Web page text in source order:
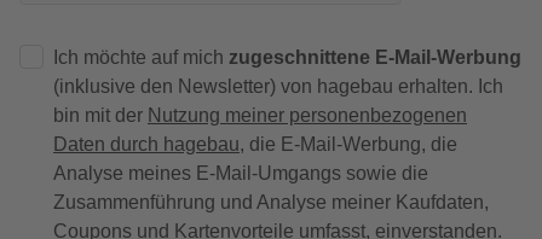
Ich möchte auf mich zugeschnittene E-Mail-Werbung
(inklusive den Newsletter) von hagebau erhalten. Ich
bin mit der Nutzung meiner personenbezogenen
Daten durch hagebau, die E-Mail-Werbung, die
Analyse meines E-Mail-Umgangs sowie die
Zusammenführung und Analyse meiner Kaufdaten,
Coupons und Kartenvorteile umfasst, einverstanden.